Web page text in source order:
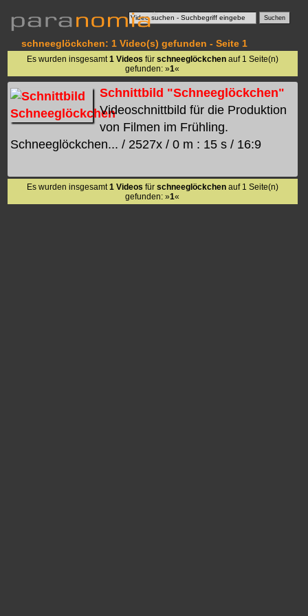
schneeglöckchen: 1 Video(s) gefunden - Seite 1
Es wurden insgesamt 1 Videos für schneeglöckchenauf 1 Seite(n)
gefunden: »1«
Schnittbild "Schneeglöckchen"
Videoschnittbild für die Produktion
von Filmen im Frühling.
Schneeglöckchen... / 2527x / 0 m : 15 s / 16:9
Es wurden insgesamt 1 Videos für schneeglöckchenauf 1 Seite(n)
gefunden: »1«